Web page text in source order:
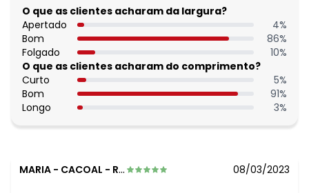
O que as clientes acharam da largura?
Apertado
4%
Bom
86%
Folgado
10%
O que as clientes acharam do comprimento?
Curto
5%
Bom
91%
Longo
3%
MARIA - CACOAL - RO 08/03/2023